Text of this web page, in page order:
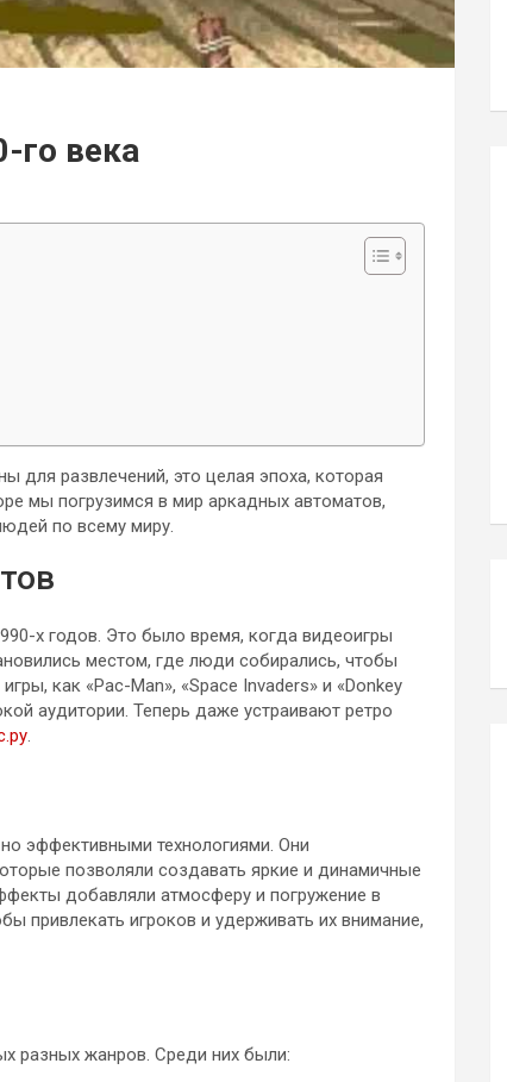
го века
развлечений, это целая эпоха, которая
мы погрузимся в мир аркадных автоматов,
по всему миру.
х годов. Это было время, когда видеоигры
местом, где люди собирались, чтобы
как «Pac-Man», «Space Invaders» и «Donkey
аудитории. Теперь даже устраивают ретро
.
эффективными технологиями. Они
позволяли создавать яркие и динамичные
добавляли атмосферу и погружение в
привлекать игроков и удерживать их внимание,
разных жанров. Среди них были: